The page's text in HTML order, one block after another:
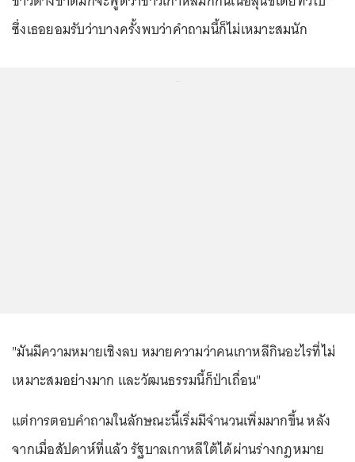
ซึ่งเธอยอมรับว่าบางครั้งพบว่าคำถามนี้ก็ไม่เหมาะสมนัก
"มันมีความหมายเชิงลบ หมายความว่าคนเกาหลีกินอะไรที่ไม่
เหมาะสมอย่างมาก และวัฒนธรรมนี้ก็ป่าเถื่อน"
แต่การตอบคำถามในลักษณะนี้เริ่มมีจำนวนเพิ่มมากขึ้น หลัง
จากเมื่อสัปดาห์ที่แล้ว รัฐบาลเกาหลีใต้ได้ผ่านร่างกฎหมาย